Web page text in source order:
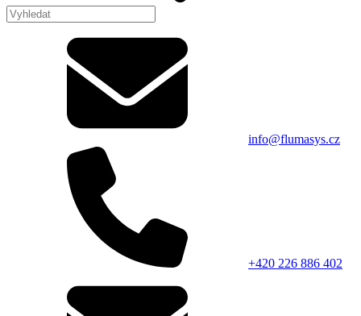
info@flumasys.cz
+420 226 886 402